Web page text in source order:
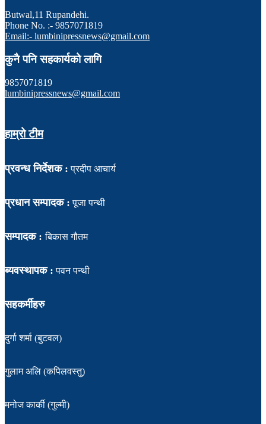
Butwal,11 Rupandehi.
Phone No. :- 9857071819
Email:- lumbinipressnews@gmail.com
कुनै पनि सहकार्यको लागि
9857071819
lumbinipressnews@gmail.com
हाम्रो टीम
प्रवन्ध निर्देशक : प्रदीप आचार्य
प्रधान सम्पादक : पूजा पन्थी
सम्पादक :बिकास गौतम
ब्यवस्थापक : पवन पन्थी
सहकर्मीहरु
दुर्गा शर्मा (बुटवल)
गुलाम अलि (कपिलवस्तु)
मनोज कार्की (गुल्मी)